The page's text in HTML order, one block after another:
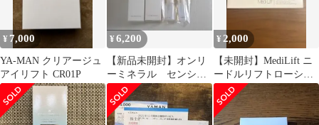
¥ 7,000
YA-MAN クリアージュ
アイリフト CR01P
¥6,200
【新品未開封】オンリ
ーミネラル センシテ
ィブモイストローショ
ン ２＋２セット
¥ 2,000
【未開封】MediLift ニ
ードルリフトローショ
ン 180mL